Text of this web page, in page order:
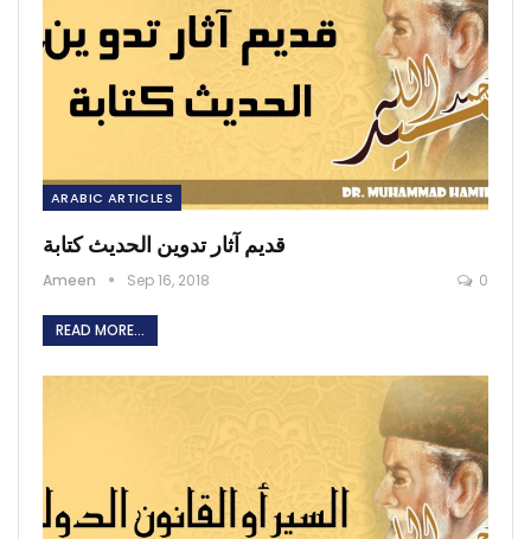
ARABIC ARTICLES
قديم آثار تدوين الحديث كتابة
Ameen Sep 16, 2018 0
READ MORE...